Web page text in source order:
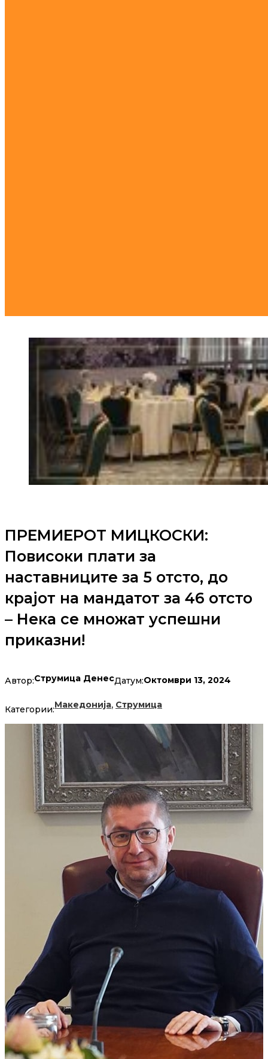
ПРЕМИЕРОТ МИЦКОСКИ:
Повисоки плати за
наставниците за 5 отсто, до
крајот на мандатот за 46 отсто
– Нека се множат успешни
приказни!
Автор:Струмица ДенесДатум:Октомври 13, 2024
Категории:Македонија, Струмица